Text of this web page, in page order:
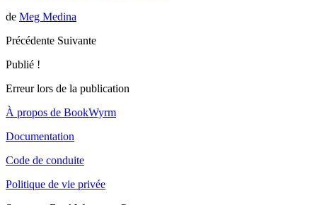
de Meg Medina
Précédente Suivante
Publié !
Erreur lors de la publication
À propos de BookWyrm
Documentation
Code de conduite
Politique de vie privée